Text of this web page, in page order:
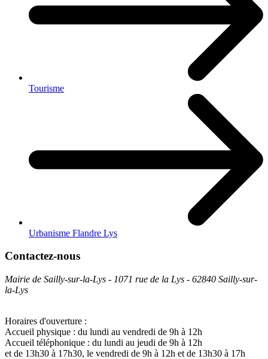
Tourisme
Urbanisme Flandre Lys
Contactez-nous
Mairie de Sailly-sur-la-Lys - 1071 rue de la Lys - 62840 Sailly-sur-
la-Lys
Horaires d'ouverture :
Accueil physique : du lundi au vendredi de 9h à 12h
Accueil téléphonique : du lundi au jeudi de 9h à 12h
et de 13h30 à 17h30, le vendredi de 9h à 12h et de 13h30 à 17h